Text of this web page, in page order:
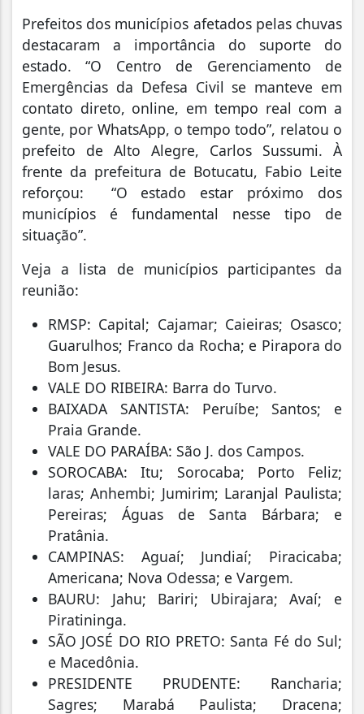
Prefeitos dos municípios afetados pelas chuvas
destacaram a importância do suporte do
estado. “O Centro de Gerenciamento de
Emergências da Defesa Civil se manteve em
contato direto, online, em tempo real com a
gente, por WhatsApp, o tempo todo”, relatou o
prefeito de Alto Alegre, Carlos Sussumi. À
frente da prefeitura de Botucatu, Fabio Leite
reforçou: “O estado estar próximo dos
municípios é fundamental nesse tipo de
situação”.
Veja a lista de municípios participantes da
reunião:
RMSP: Capital; Cajamar; Caieiras; Osasco;
Guarulhos; Franco da Rocha; e Pirapora do
Bom Jesus.
VALE DO RIBEIRA: Barra do Turvo.
BAIXADA SANTISTA: Peruíbe; Santos; e
Praia Grande.
VALE DO PARAÍBA: São J. dos Campos.
SOROCABA: Itu; Sorocaba; Porto Feliz;
laras; Anhembi; Jumirim; Laranjal Paulista;
Pereiras; Águas de Santa Bárbara; e
Pratânia.
CAMPINAS: Aguaí; Jundiaí; Piracicaba;
Americana; Nova Odessa; e Vargem.
BAURU: Jahu; Bariri; Ubirajara; Avaí; e
Piratininga.
SÃO JOSÉ DO RIO PRETO: Santa Fé do Sul;
e Macedônia.
PRESIDENTE PRUDENTE: Rancharia;
Sagres; Marabá Paulista; Dracena;